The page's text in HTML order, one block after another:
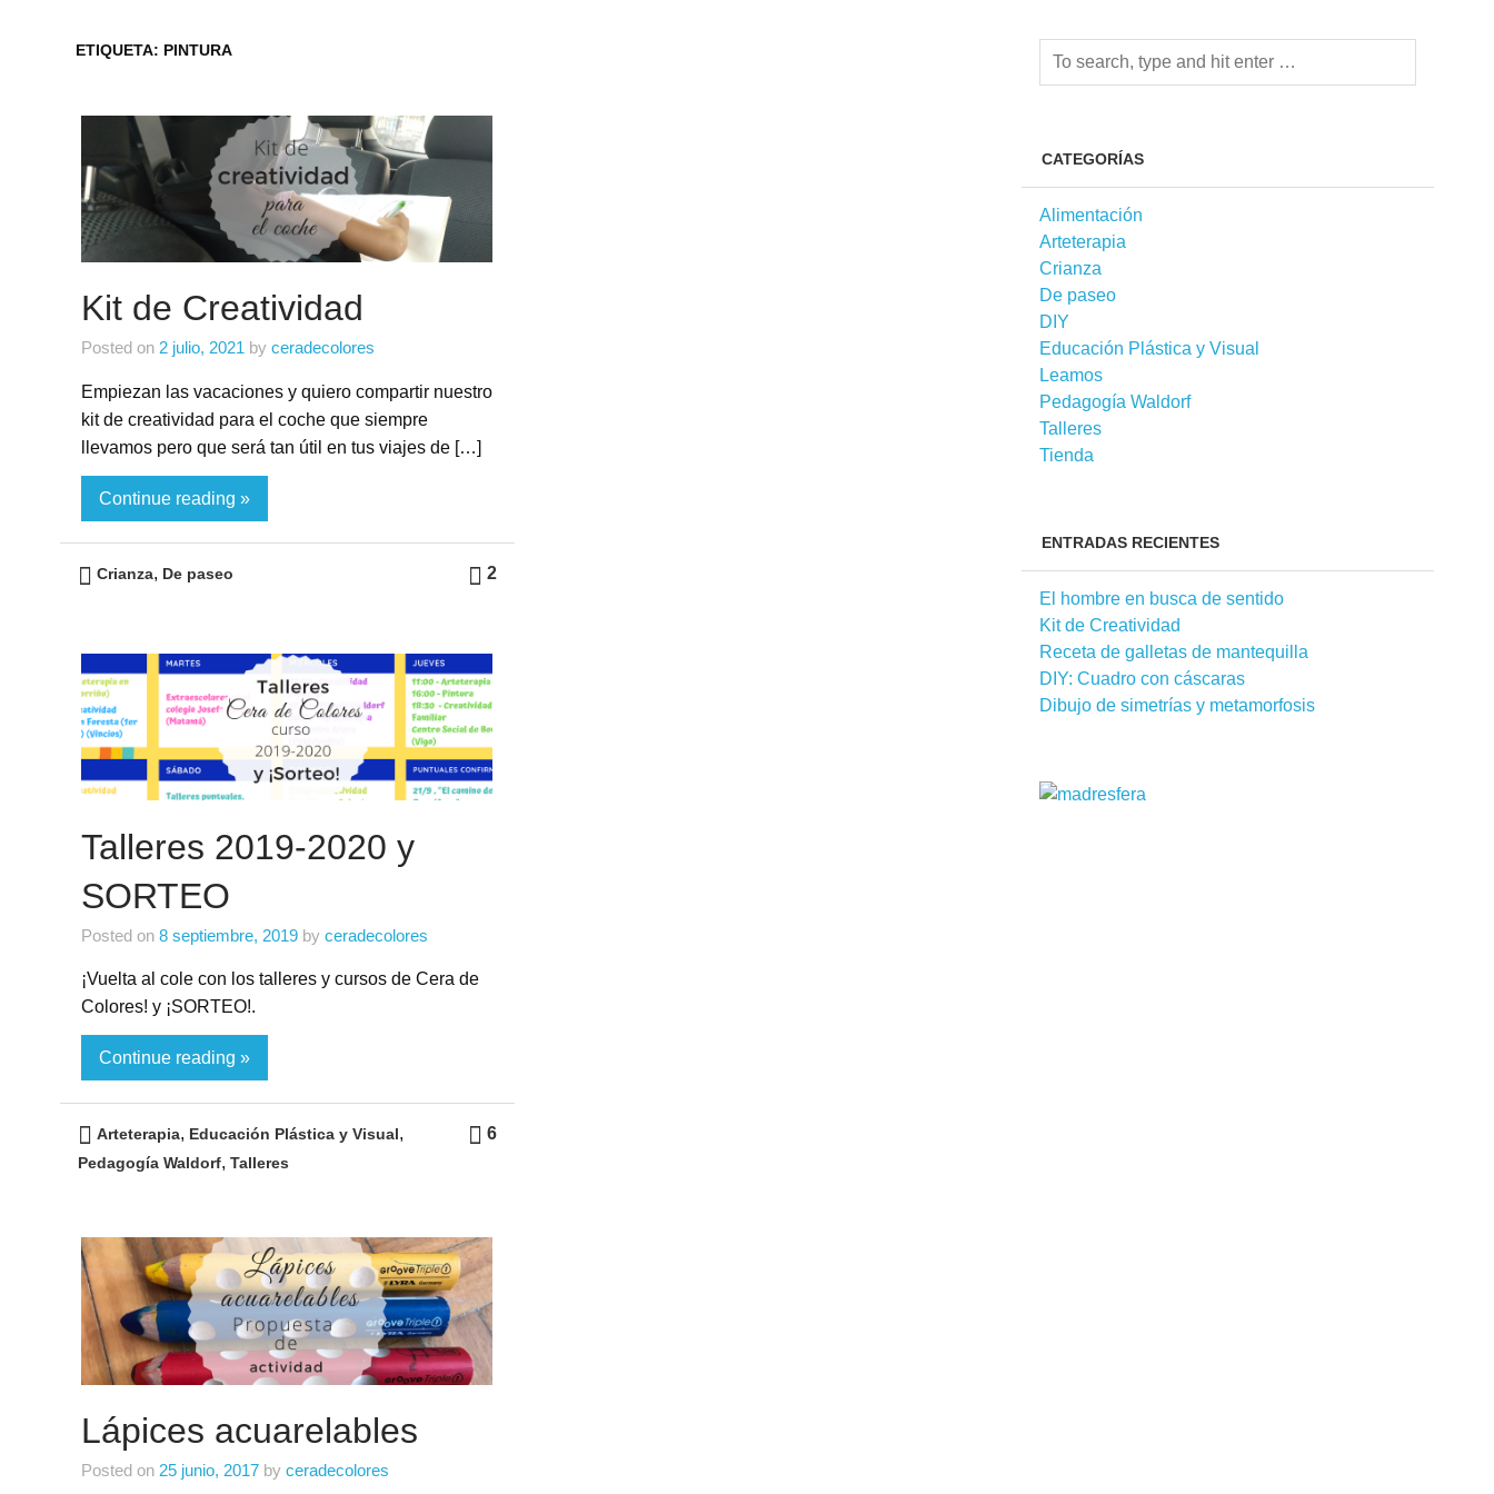
ETIQUETA: PINTURA
Kit de Creatividad
Posted on 2 julio, 2021 by ceradecolores
Empiezan las vacaciones y quiero compartir nuestro
kit de creatividad para el coche que siempre
llevamos pero que será tan útil en tus viajes de […]
Continue reading »
2
Crianza, De paseo
Talleres 2019-2020 y
SORTEO
Posted on 8 septiembre, 2019by ceradecolores
¡Vuelta al cole con los talleres y cursos de Cera de
Colores! y ¡SORTEO!.
Continue reading »
6
Arteterapia, Educación Plástica y Visual,
Pedagogía Waldorf, Talleres
Lápices acuarelables
Posted on 25 junio, 2017by ceradecolores
CATEGORÍAS
Alimentación
Arteterapia
Crianza
De paseo
DIY
Educación Plástica y Visual
Leamos
Pedagogía Waldorf
Talleres
Tienda
ENTRADAS RECIENTES
El hombre en busca de sentido
Kit de Creatividad
Receta de galletas de mantequilla
DIY: Cuadro con cáscaras
Dibujo de simetrías y metamorfosis